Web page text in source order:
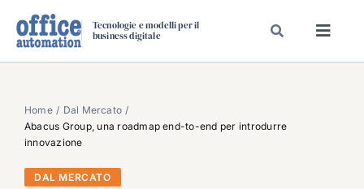
Tecnologie e modelli per il
business digitale
SPECIAL PAPER
TAVOLE ROTONDE DI REDAZIONE
DAL MERCATO
Home
Dal Mercato
Abacus Group, una roadmap end-to-end per introdurre
innovazione
DAL MERCATO